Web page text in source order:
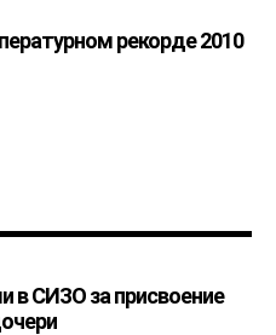
рекорде 2010
в СИЗО за присвоение